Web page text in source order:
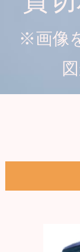
※画像